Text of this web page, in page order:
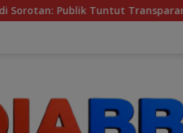
Pemerintah dan Perusahaan